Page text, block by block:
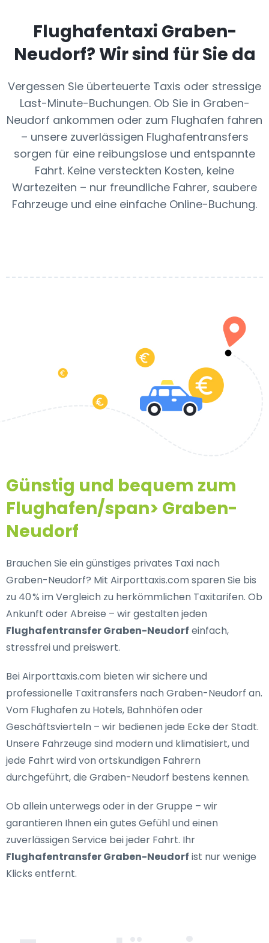
Flughafentaxi Graben-
Neudorf? Wir sind für Sie da
Vergessen Sie überteuerte Taxis oder stressige
Last-Minute-Buchungen. Ob Sie in Graben-
Neudorf ankommen oder zum Flughafen fahren
– unsere zuverlässigen Flughafentransfers
sorgen für eine reibungslose und entspannte
Fahrt. Keine versteckten Kosten, keine
Wartezeiten – nur freundliche Fahrer, saubere
Fahrzeuge und eine einfache Online-Buchung.
Günstig und bequem zum
Flughafen/span> Graben-
Neudorf
Brauchen Sie eingünstiges privates Taxi nach
Graben-Neudorf? Mit Airporttaxis.com sparen Sie bis
zu 40 % im Vergleich zu herkömmlichen Taxitarifen. Ob
Ankunft oder Abreise – wir gestalten jeden
Flughafentransfer Graben-Neudorf einfach,
stressfrei und preiswert.
Bei Airporttaxis.com bieten wirsichere und
professionelle Taxitransfers nach Graben-Neudorf an.
Vom Flughafen zu Hotels, Bahnhöfen oder
Geschäftsvierteln – wir bedienen jede Ecke der Stadt.
Unsere Fahrzeuge sind modern und klimatisiert, und
jede Fahrt wird von ortskundigen Fahrern
durchgeführt, die Graben-Neudorf bestens kennen.
Ob allein unterwegs oder in der Gruppe – wir
garantieren Ihnen ein gutes Gefühl und einen
zuverlässigen Service bei jeder Fahrt. Ihr
Flughafentransfer Graben-Neudorf ist nur wenige
Klicks entfernt.